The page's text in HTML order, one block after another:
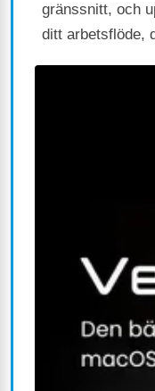
gränssnitt, och
ditt arbetsflöde,